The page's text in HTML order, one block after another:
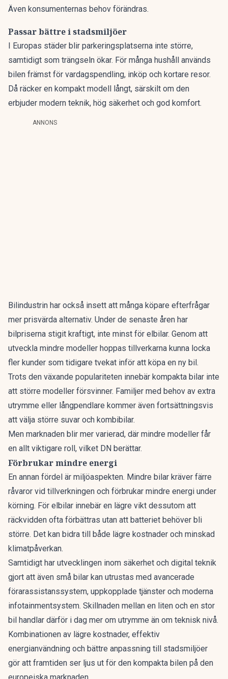
Även konsumenternas behov förändras.
Passar bättre i stadsmiljöer
I Europas städer blir parkeringsplatserna inte större,
samtidigt som trängseln ökar. För många hushåll används
bilen främst för vardagspendling, inköp och kortare resor.
Då räcker en kompakt modell långt, särskilt om den
erbjuder modern teknik, hög säkerhet och god komfort.
ANNONS
Bilindustrin har också insett att många köpare efterfrågar
mer prisvärda alternativ. Under de senaste åren har
bilpriserna stigit kraftigt, inte minst för elbilar. Genom att
utveckla mindre modeller hoppas tillverkarna kunna locka
fler kunder som tidigare tvekat inför att köpa en ny bil.
Trots den växande populariteten innebär kompakta bilar inte
att större modeller försvinner. Familjer med behov av extra
utrymme eller långpendlare kommer även fortsättningsvis
att välja större suvar och kombibilar.
Men marknaden blir mer varierad, där mindre modeller får
en allt viktigare roll, vilket DN berättar.
Förbrukar mindre energi
En annan fördel är miljöaspekten. Mindre bilar kräver färre
råvaror vid tillverkningen och förbrukar mindre energi under
körning. För elbilar innebär en lägre vikt dessutom att
räckvidden ofta förbättras utan att batteriet behöver bli
större. Det kan bidra till både lägre kostnader och minskad
klimatpåverkan.
Samtidigt har utvecklingen inom säkerhet och digital teknik
gjort att även små bilar kan utrustas med avancerade
förarassistanssystem, uppkopplade tjänster och moderna
infotainmentsystem. Skillnaden mellan en liten och en stor
bil handlar därför i dag mer om utrymme än om teknisk nivå.
Kombinationen av lägre kostnader, effektiv
energianvändning och bättre anpassning till stadsmiljöer
gör att framtiden ser ljus ut för den kompakta bilen på den